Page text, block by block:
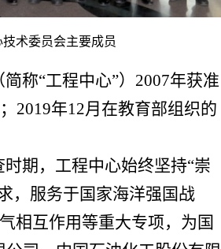
术委员会主要成员
简称“工程中心”） 2007年获准
2019年12月在教育部组织的
期，工程中心始终坚持“崇
，服务于国家海洋强国战
相互作用等重大专项，为国